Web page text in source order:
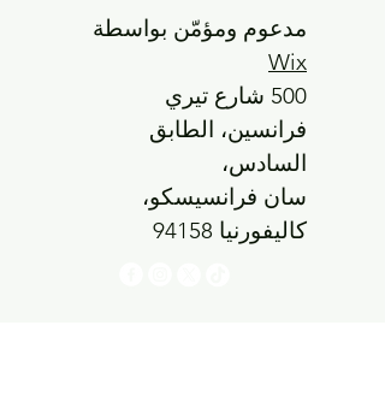
مدعوم ومؤمّن بواسطة
Wix
500 شارع تيري
فرانسين، الطابق
السادس،
سان فرانسيسكو،
كاليفورنيا 94158